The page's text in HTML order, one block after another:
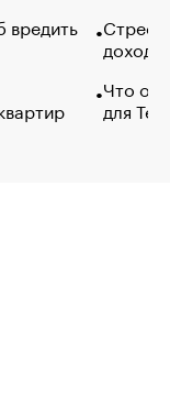
вредить
Что
для